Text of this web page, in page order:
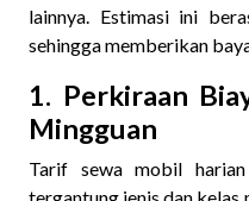
lainnya. Estimasi ini
sehingga memberikan
1. Perkiraan
Mingguan
Tarif sewa mobil
tergantung jenis dan